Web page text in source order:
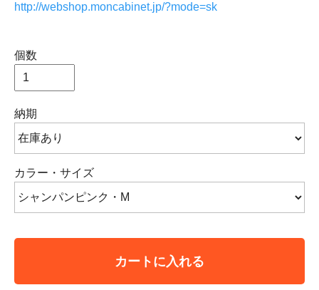
http://webshop.moncabinet.jp/?mode=sk
個数
納期
カラー・サイズ
カートに入れる